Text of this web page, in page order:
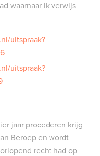
waarnaar ik verwijs
uitspraak?
uitspraak?
jaar procederen krijg
Beroep en wordt
recht had op